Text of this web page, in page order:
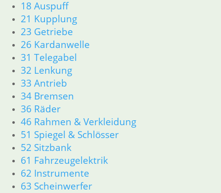
18 Auspuff
21 Kupplung
23 Getriebe
26 Kardanwelle
31 Telegabel
32 Lenkung
33 Antrieb
34 Bremsen
36 Räder
46 Rahmen & Verkleidung
51 Spiegel & Schlösser
52 Sitzbank
61 Fahrzeugelektrik
62 Instrumente
63 Scheinwerfer
52 Sitzbank
61 Fahrzeugelektrik
62 Instrumente
63 Scheinwerfer
R65 R80 Monolever R100 RS/RT Monolever ab 1984
11 Motor
Dichtungen
Kolben/Kolbenringe
Zylinderkopf
12 Motorelektrik
13 Vergaser
16 Tank
18 Auspuff
21 Kupplung
23 Getriebe
26 Kardanwelle
31 Telegabel